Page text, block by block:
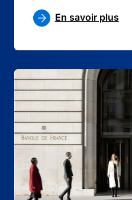
En savoir plus